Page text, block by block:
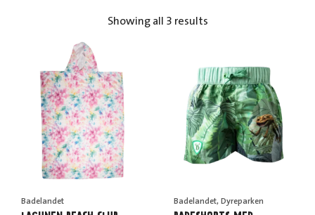
Showing all 3 resultsSorted
Badelandet Badelandet, Dyreparken